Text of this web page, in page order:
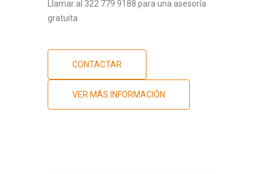
Llamar al 322 779 9188 para una asesoría
gratuita
CONTACTAR
VER MÁS INFORMACIÓN